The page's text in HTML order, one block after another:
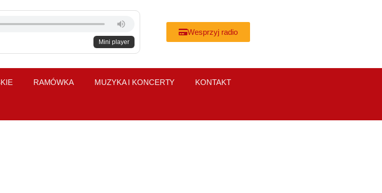
Mini player
Wesprzyj radio
RAMÓWKA MUZYKA I KONCERTY KONTAKT